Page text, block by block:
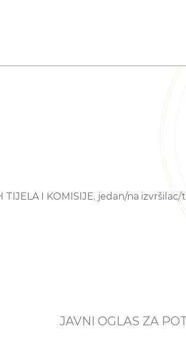
TIJELA I KOMISIJE, jedan/na izvršilac/
JAVNI OGLAS ZA